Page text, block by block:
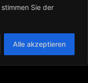
Sie der
Alle akzeptieren
Kontakt